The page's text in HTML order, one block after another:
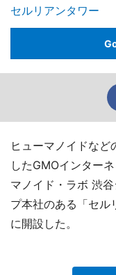
セルリアンタワー
ヒューマノイドな
したGMOインター
マノイド・ラボ 渋
プ本社のある「セル
に開設した。